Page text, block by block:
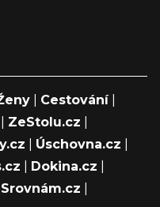
Cestování|
ZeStolu.cz
Úschovna.cz
Dokina.cz
Srovnám.cz